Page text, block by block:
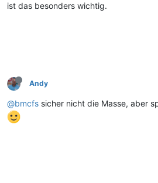
ist das besonders wichtig.
Andy
@bmcfs sicher nicht die Masse, aber